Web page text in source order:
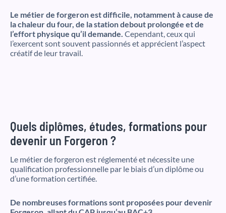
Le métier de forgeron est difficile, notamment à cause de
la chaleur du four, de la station debout prolongée et de
l’effort physique qu’il demande. Cependant, ceux qui
l’exercent sont souvent passionnés et apprécient l’aspect
créatif de leur travail.
Quels diplômes, études, formations pour
devenir un Forgeron ?
Le métier de forgeron est réglementé et nécessite une
qualification professionnelle par le biais d’un diplôme ou
d’une formation certifiée.
De nombreuses formations sont proposées pour devenir